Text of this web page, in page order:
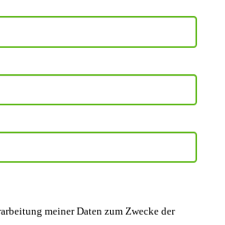
meiner Daten zum Zwecke der